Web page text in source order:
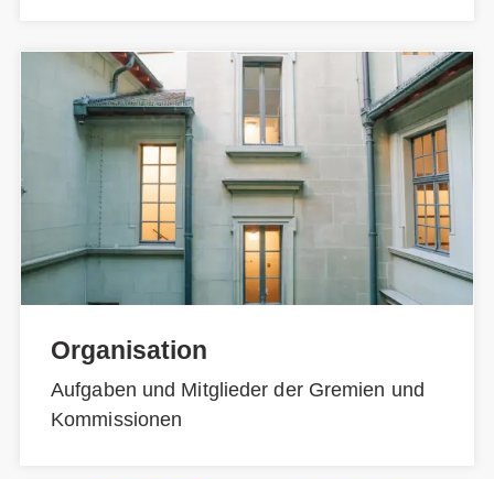
Organisation
Aufgaben und Mitglieder der Gremien und
Kommissionen